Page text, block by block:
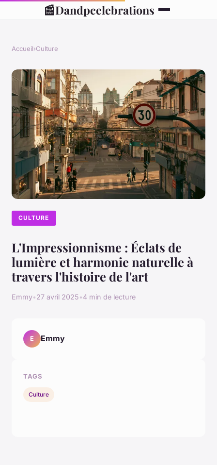
📰Dandpcelebrations
Accueil›Culture
CULTURE
L'Impressionnisme : Éclats de
lumière et harmonie naturelle à
travers l'histoire de l'art
Emmy•27 avril 2025•4 min de lecture
E Emmy
TAGS
Culture